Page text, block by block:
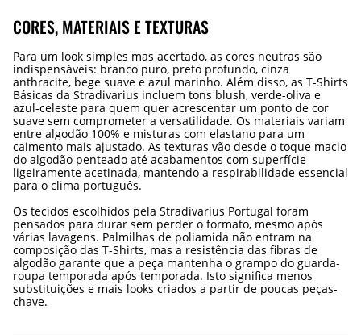
CORES, MATERIAIS E TEXTURAS
Para um look simples mas acertado, as cores neutras são
indispensáveis: branco puro, preto profundo, cinza
anthracite, bege suave e azul marinho. Além disso, as T-Shirts
Básicas da Stradivarius incluem tons blush, verde-oliva e
azul-celeste para quem quer acrescentar um ponto de cor
suave sem comprometer a versatilidade. Os materiais variam
entre algodão 100% e misturas com elastano para um
caimento mais ajustado. As texturas vão desde o toque macio
do algodão penteado até acabamentos com superfície
ligeiramente acetinada, mantendo a respirabilidade essencial
para o clima português.
Os tecidos escolhidos pela Stradivarius Portugal foram
pensados para durar sem perder o formato, mesmo após
várias lavagens. Palmilhas de poliamida não entram na
composição das T-Shirts, mas a resistência das fibras de
algodão garante que a peça mantenha o grampo do guarda-
roupa temporada após temporada. Isto significa menos
substituições e mais looks criados a partir de poucas peças-
chave.